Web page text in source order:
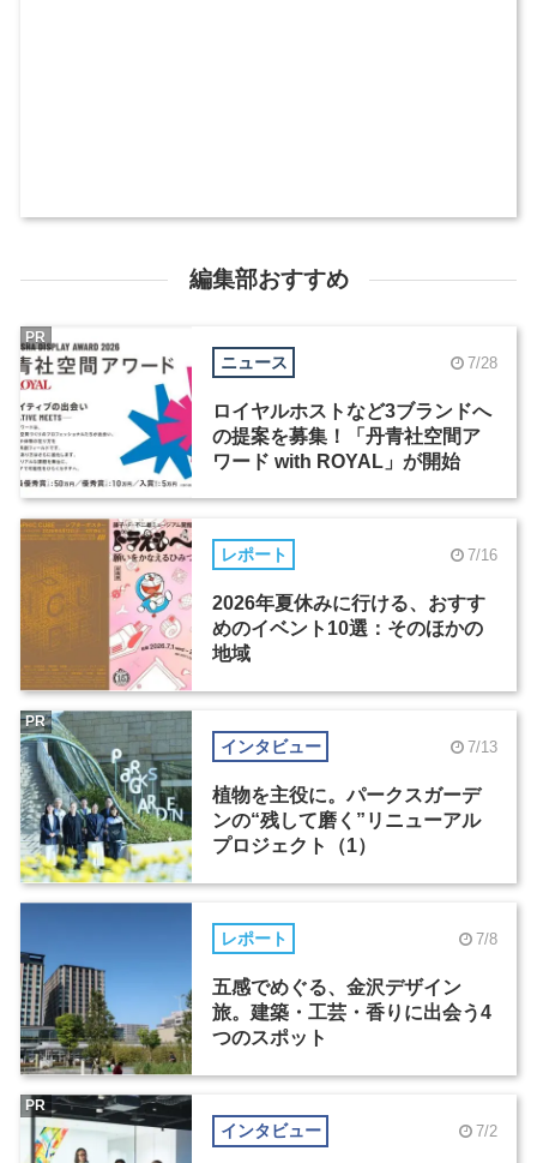
編集部おすすめ
ニュース 7/28
ロイヤルホストなど3ブランドへ
の提案を募集！「丹青社空間ア
ワード with ROYAL」が開始
PR
レポート 7/16
2026年夏休みに行ける、おすす
めのイベント10選：そのほかの
地域
インタビュー 7/13
植物を主役に。パークスガーデ
ンの“残して磨く”リニューアル
プロジェクト（1）
PR
レポート 7/8
五感でめぐる、金沢デザイン
旅。建築・工芸・香りに出会う4
つのスポット
インタビュー 7/2
PR